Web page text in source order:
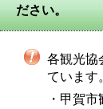
ださい。
各観光協
ています
・甲賀